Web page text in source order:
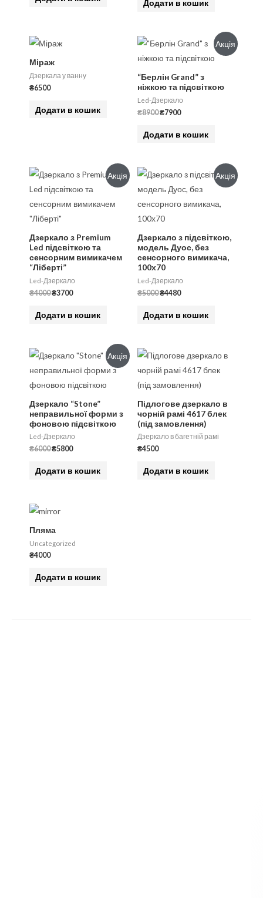
Додати в кошик
Міраж
Дзеркала у ванну
₴6500
Додати в кошик
Акція
“Берлін Grand” з
ніжкою та підсвіткою
Led-Дзеркало
₴8900₴7900
Додати в кошик
Акція
Дзеркало з Premium
Led підсвіткою та
сенсорним вимикачем
“Ліберті”
Led-Дзеркало
₴4000₴3700
Додати в кошик
Акція
Дзеркало з підсвіткою,
модель Дуос, без
сенсорного вимикача,
100х70
Led-Дзеркало
₴5000₴4480
Додати в кошик
Акція
Дзеркало “Stone”
неправильної форми з
фоновою підсвіткою
Led-Дзеркало
₴6000₴5800
Додати в кошик
Підлогове дзеркало в
чорній рамі 4617 блек
(під замовлення)
Дзеркало в багетній рамі
₴4500
Додати в кошик
Пляма
Uncategorized
₴4000
Додати в кошик